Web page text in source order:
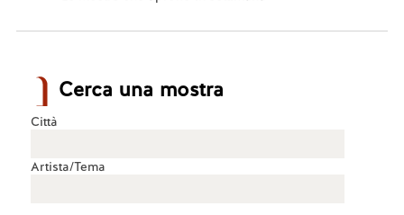
Cerca una mostra
Città
Artista/Tema